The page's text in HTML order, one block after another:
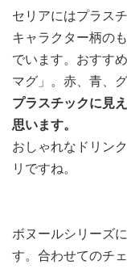
セリアにはプラス
キャラクター柄の
でいます。おすす
マグ」。赤、青、
プラスチックに見
思います。
おしゃれなドリン
リですね。
ボヌールシリーズ
す。合わせてのチ